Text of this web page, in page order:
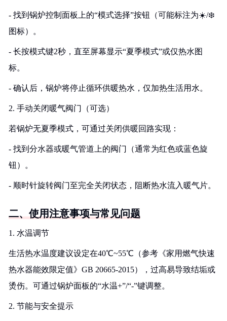
- 找到锅炉控制面板上的“模式选择”按钮（可能标注为☀️/❄️
图标）。
- 长按模式键2秒，直至屏幕显示“夏季模式”或仅热水图
标。
- 确认后，锅炉将停止循环供暖热水，仅加热生活用水。
2. 手动关闭暖气阀门（可选）
若锅炉无夏季模式，可通过关闭供暖回路实现：
- 找到分水器或暖气管道上的阀门（通常为红色或蓝色旋
钮）。
- 顺时针旋转阀门至完全关闭状态，阻断热水流入暖气片。
二、使用注意事项与常见问题
1. 水温调节
生活热水温度建议设定在40℃~55℃（参考《家用燃气快速
热水器能效限定值》GB 20665-2015），过高易导致结垢或
烫伤。可通过锅炉面板的“水温+”/“-”键调整。
2. 节能与安全提示